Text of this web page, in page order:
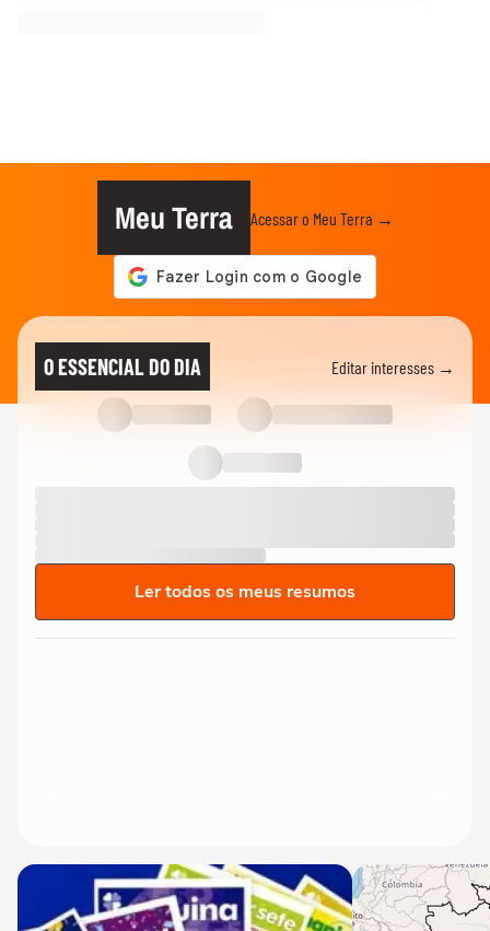
Meu Terra Acessar o Meu Terra →
O ESSENCIAL DO DIA Editar interesses →
Ler todos os meus resumos